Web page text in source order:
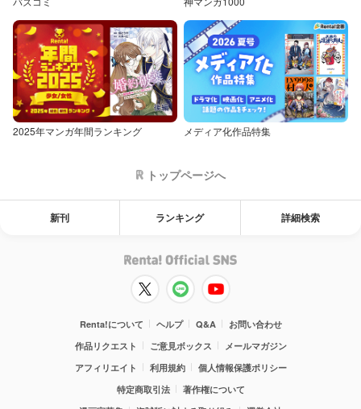
2025年マンガ年間ランキング メディア化作品特集
トップページへ
新刊 ランキング 詳細検索
Renta!について ヘルプ Q&A
お問い合わせ
作品リクエスト
ご意見ボックス
メールマガジン
アフィリエイト
利用規約
個人情報保護ポリシー
特定商取引法
著作権について